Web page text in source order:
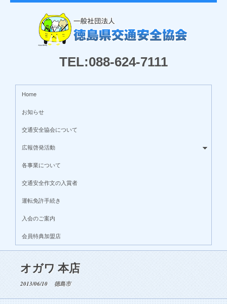
TEL:088-624-7111
Home
お知らせ
交通安全協会について
広報啓発活動
各事業について
交通安全作文の入賞者
運転免許手続き
入会のご案内
会員特典加盟店
オガワ 本店
2013/06/10 徳島市